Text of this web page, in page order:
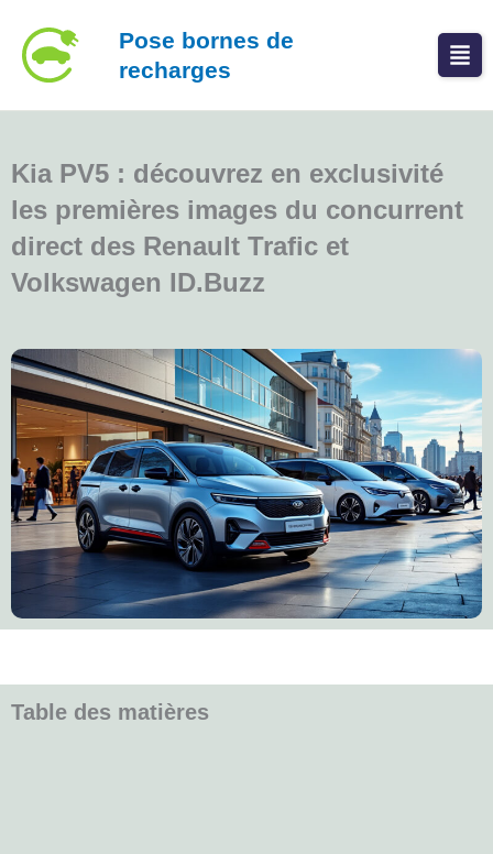
contenu
Pose bornes de
recharges
Kia PV5 : découvrez en exclusivité
les premières images du concurrent
direct des Renault Trafic et
Volkswagen ID.Buzz
Table des matières